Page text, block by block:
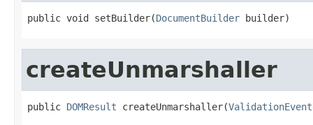
public void setBuilder(DocumentBuilder builder)
createUnmarshaller
public DOMResult createUnmarshaller(